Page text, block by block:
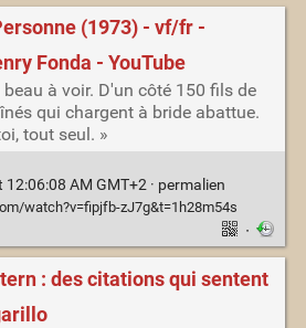
(1973) - vf/fr -
Fonda - YouTube
beau à voir. D'un côté 150 fils de
qui chargent à bride abattue.
tout seul. »
AM GMT+2 · permalien
watch?v=fipjfb-zJ7g&t=1h28m54s
·
: des citations qui sentent